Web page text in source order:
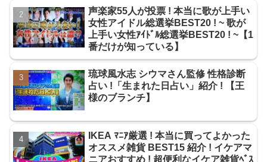
声楽家55人が投票 ! 本当に歌が上手い
女性アイドル総選挙BEST20 ! ~ 歌が
上手い女性ｱｲﾄﾞﾙ総選挙BEST20 ! ~【1
番だけが知っている】
琉球風水志 シウマさん監修 性格診断
占い !「生まれた日占い」紹介 ! 【王
様のブランチ】
IKEA ﾏﾆｱ厳選 ! 本当に買ってよかった
オススメ雑貨 BEST15 紹介 ! イケアマ
ニアおすすめ ! 超便利なイケア雑貨ﾍﾞｽ